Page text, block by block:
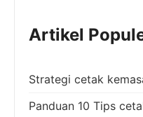
Artikel
Strategi cetak
Panduan 10 Tips